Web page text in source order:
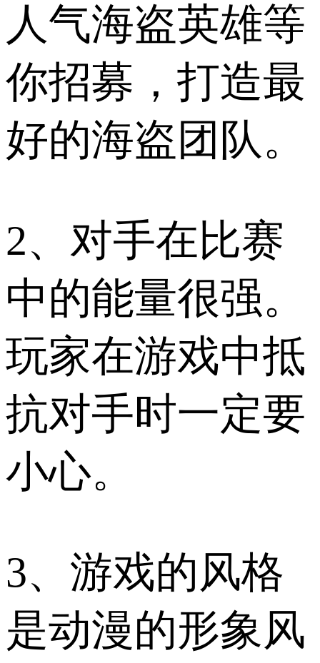
人气海盗英雄等
你招募，打造最
好的海盗团队。
2、对手在比赛
中的能量很强。
玩家在游戏中抵
抗对手时一定要
小心。
3、游戏的风格
是动漫的形象风